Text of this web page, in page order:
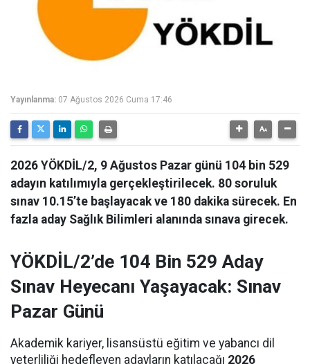
Yayınlanma: 07 Ağustos 2026 Cuma 17:46
2026 YÖKDİL/2, 9 Ağustos Pazar günü 104 bin 529
adayın katılımıyla gerçekleştirilecek. 80 soruluk
sınav 10.15’te başlayacak ve 180 dakika sürecek. En
fazla aday Sağlık Bilimleri alanında sınava girecek.
YÖKDİL/2’de 104 Bin 529 Aday
Sınav Heyecanı Yaşayacak: Sınav
Pazar Günü
Akademik kariyer, lisansüstü eğitim ve yabancı dil
yeterliliği hedefleyen adayların katılacağı 2026